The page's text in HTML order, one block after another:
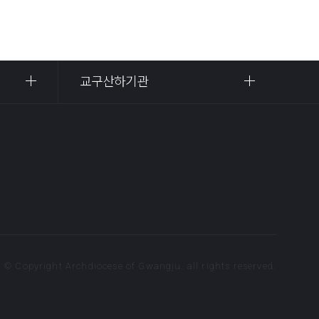
교구산하기관
© Copyright Archdiocese of Gwangju. all rights reserved.